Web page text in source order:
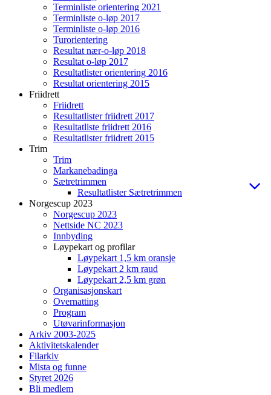
Terminliste orientering 2021
Terminliste o-løp 2017
Terminliste o-løp 2016
Turorientering
Resultat nær-o-løp 2018
Resultat o-løp 2017
Resultatlister orientering 2016
Resultat orientering 2015
Friidrett
Friidrett
Resultatlister friidrett 2017
Resultatliste friidrett 2016
Resultatlister friidrett 2015
Trim
Trim
Markanebadinga
Sætretrimmen
Resultatlister Sætretrimmen
Norgescup 2023
Norgescup 2023
Nettside NC 2023
Innbyding
Løypekart og profilar
Løypekart 1,5 km oransje
Løypekart 2 km raud
Løypekart 2,5 km grøn
Organisasjonskart
Overnatting
Program
Utøvarinformasjon
Arkiv 2003-2025
Aktivitetskalender
Filarkiv
Mista og funne
Styret 2026
Bli medlem